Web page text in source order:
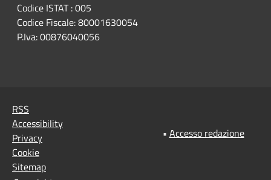
Codice ISTAT : 005
Codice Fiscale: 80001630054
P.Iva: 00876040056
RSS
Accessibility
Privacy
Cookie
Sitemap
• Accesso redazione